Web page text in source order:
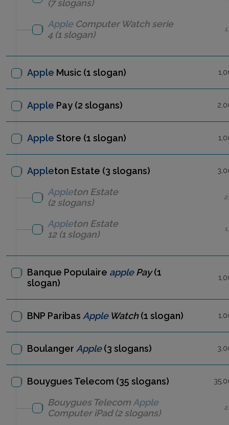
(7 slogans)
AppleComputerWatch serie
4 (1 slogan)
Apple Music (1 slogan)
Apple Pay (2 slogans)
Apple Store (1 slogan)
Appleton Estate (3 slogans)
Appleton Estate
(2 slogans)
Appleton Estate
12(1 slogan)
Banque Populaire applePay(1
slogan)
BNP Paribas AppleWatch(1 slogan)
Boulanger Apple(3 slogans)
Bouygues Telecom (35 slogans)
Bouygues Telecom Apple
Computer iPad(2 slogans)